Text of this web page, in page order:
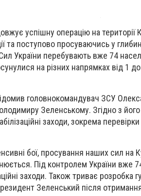
успішну операцію на території
та поступово просуваючись у
України перебувають вже 74
на різних напрямках від 1
головнокомандувач ЗСУ
Зеленському. Згідно з
заходи, зокрема
бої, просування наших сил
Під контролем України вже
заходи. Також триває розробка
Зеленський після